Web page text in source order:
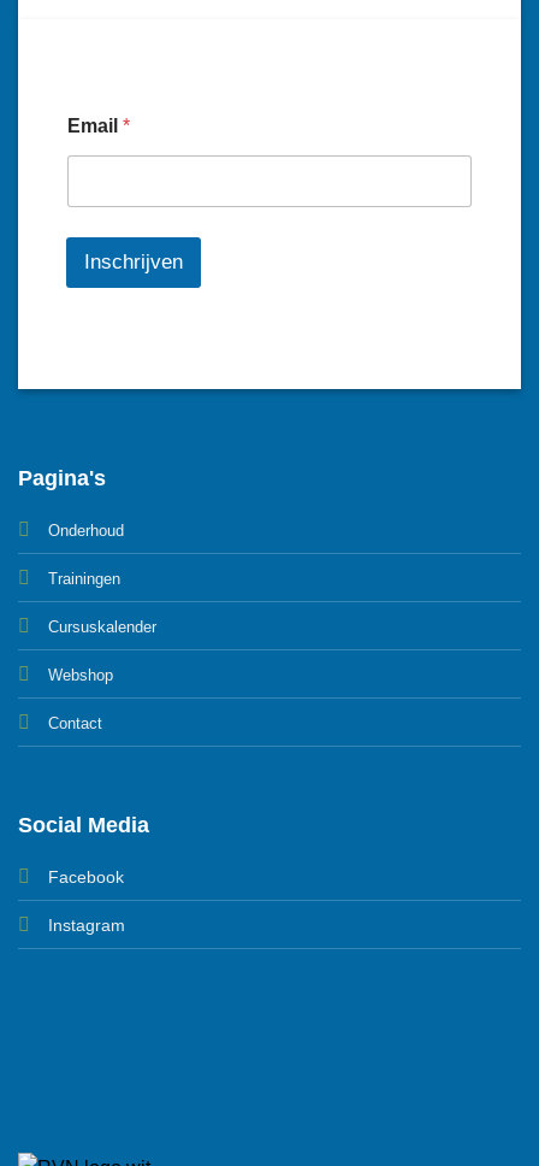
Email *
Inschrijven
Pagina's
Onderhoud
Trainingen
Cursuskalender
Webshop
Contact
Social Media
Facebook
Instagram